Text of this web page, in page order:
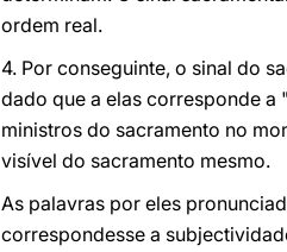
ordem real.
4. Por conseguinte, o sinal do
dado que a elas corresponde a
ministros do sacramento no
visível do sacramento mesmo.
As palavras por eles
correspondesse a